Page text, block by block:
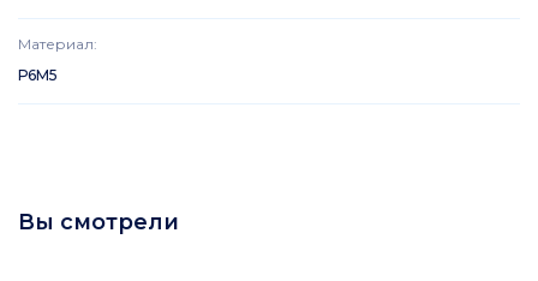
Материал:
Р6М5
Вы смотрели